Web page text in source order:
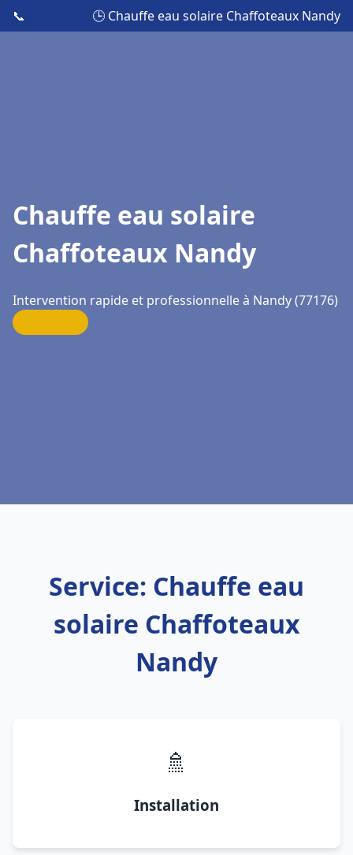
📞 🕒 Chauffe eau solaire Chaffoteaux Nandy
Chauffe eau solaire
Chaffoteaux Nandy
Intervention rapide et professionnelle à Nandy (77176)
Service: Chauffe eau
solaire Chaffoteaux
Nandy
🚿
Installation